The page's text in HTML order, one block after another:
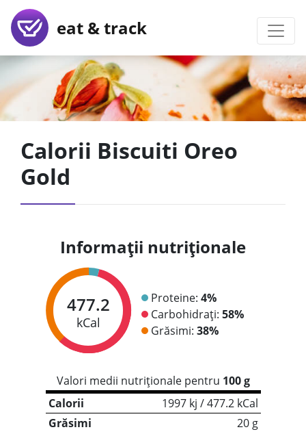
eat & track
Calorii Biscuiti Oreo
Gold
Informații nutriționale
477.2
kCal
Proteine: 4%
Carbohidrați: 58%
Grăsimi: 38%
Valori medii nutriționale pentru 100 g
Calorii
1997 kj / 477.2 kCal
Grăsimi
20 g